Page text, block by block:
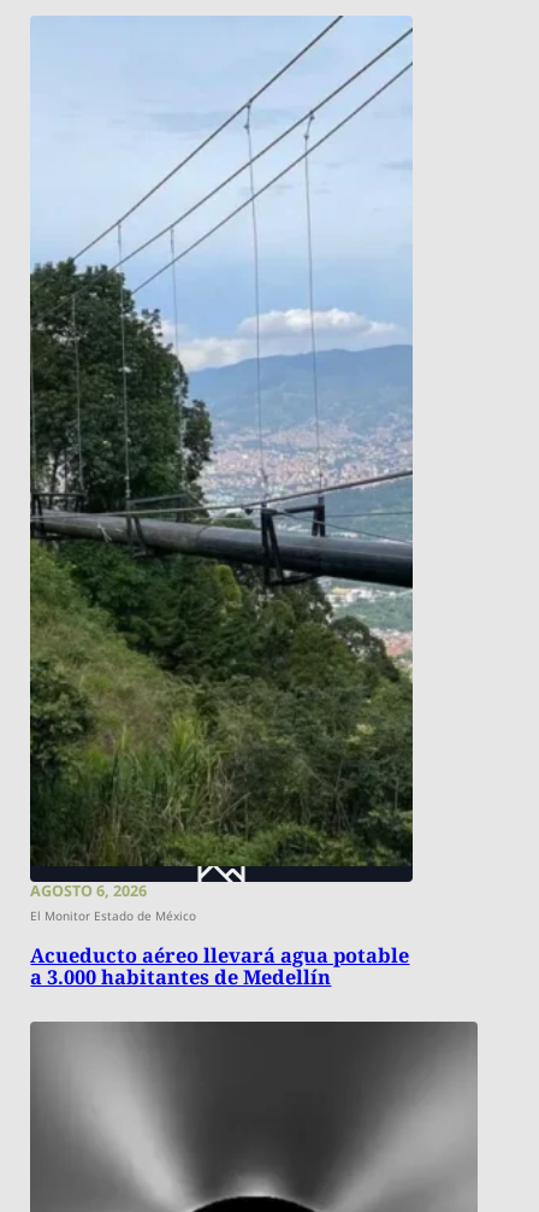
AGOSTO 6, 2026
El Monitor Estado de México
Acueducto aéreo llevará agua potable
a 3.000 habitantes de Medellín